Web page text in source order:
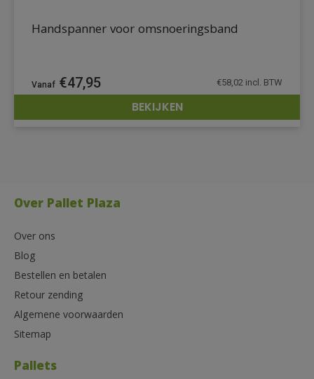
DETAILS
Handspanner voor omsnoeringsband
€47,95 €58,02 incl. BTW
BEKIJKEN
Over Pallet Plaza
Over ons
Blog
Bestellen en betalen
Retour zending
Algemene voorwaarden
Sitemap
Pallets